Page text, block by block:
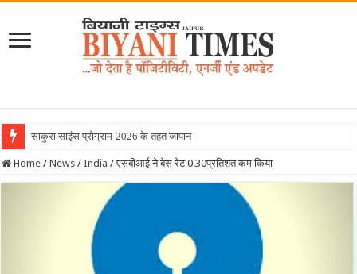
साकुरा साइंस प्रोग्राम-2026 के तहत जापान रवाना हुई बिय
Home / News / India / एसबीआई ने बेस रेट 0.30प्रतिशत कम किया